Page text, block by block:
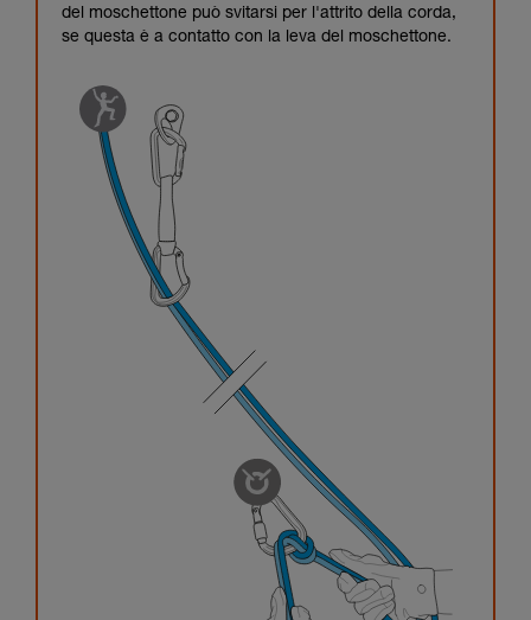
del moschettone può svitarsi per l'attrito della corda,
se questa è a contatto con la leva del moschettone.